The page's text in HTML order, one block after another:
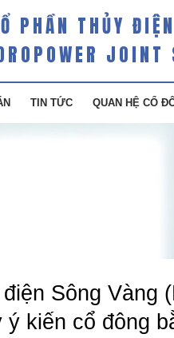
PHẦN THỦY
JOINT
TIN TỨC QUAN HỆ CỔ
Sông Vàng
ý kiến cổ đông